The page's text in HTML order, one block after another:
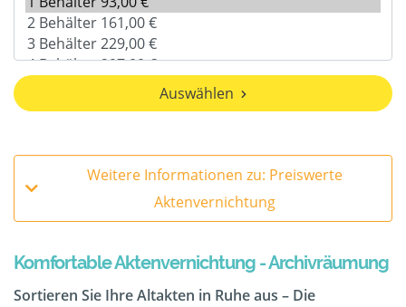
Auswählen
Weitere Informationen zu: Preiswerte
Aktenvernichtung
Komfortable Aktenvernichtung - Archivräumung
Sortieren Sie Ihre Altakten in Ruhe aus – Die